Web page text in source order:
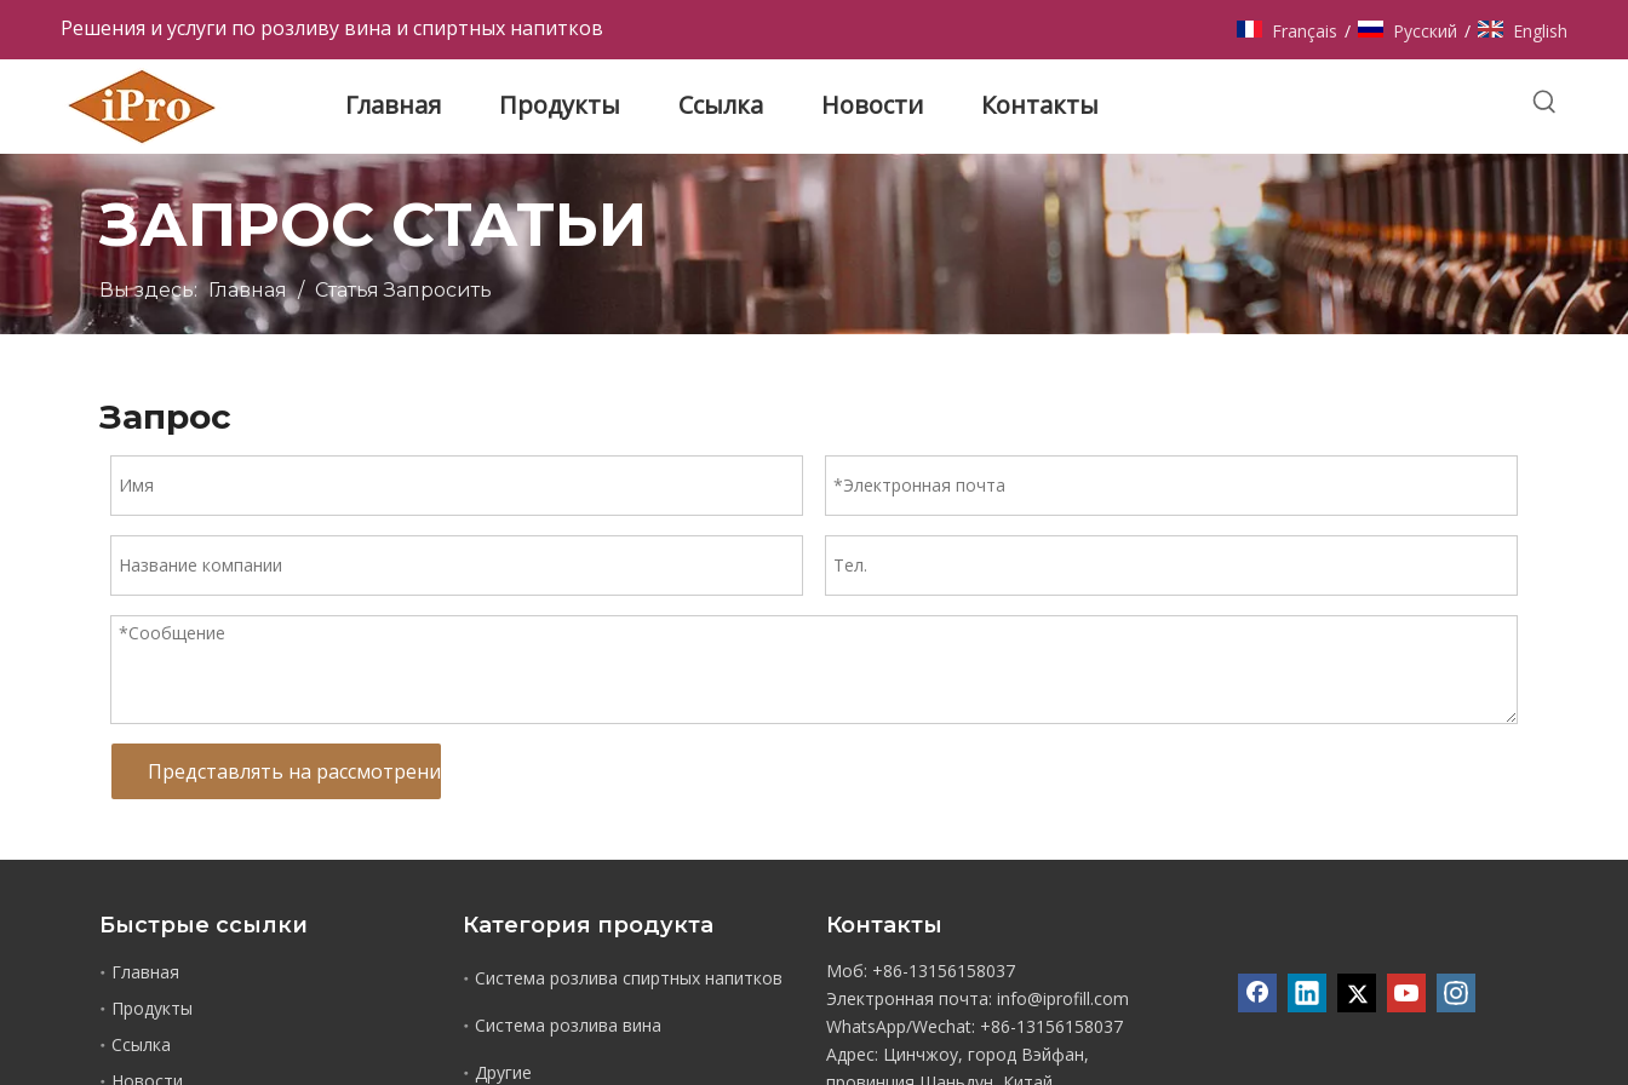
Решения и услуги по розливу вина и спиртных напитков Français / Pусский / English
Главная Продукты Ссылка Новости Контакты
ЗАПРОС СТАТЬИ
Вы здесь: Главная / Статья Запросить
Запрос
Представлять на рассмотрение
Быстрые ссылки
Главная
Продукты
Ссылка
Категория продукта
Система розлива спиртных напитков
Система розлива вина
Другие
Контакты
Моб: +86-13156158037
Электронная почта: info@iprofill.com
WhatsApp/Wechat: +86-1 3156158037
Адрес: Цинчжоу, город Вэйфан,